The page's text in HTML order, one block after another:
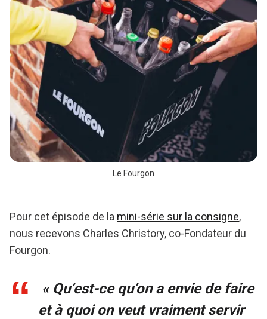
Le Fourgon
Pour cet épisode de la mini-série sur la consigne,
nous recevons Charles Christory, co-Fondateur du
Fourgon.
« Qu’est-ce qu’on a envie de faire
et à quoi on veut vraiment servir